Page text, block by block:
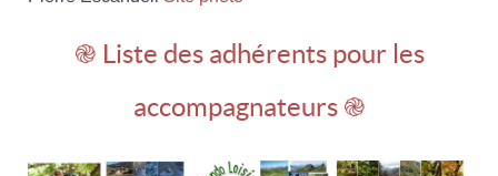
֎ Liste des adhérents pour les
accompagnateurs ֎